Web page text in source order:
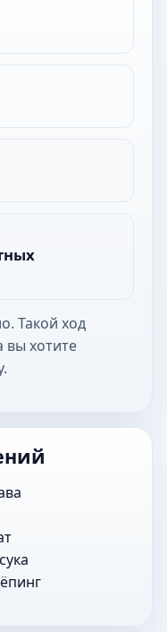
Такой ход
вы хотите